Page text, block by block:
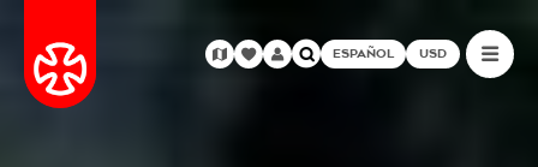
ESPAÑOL USD